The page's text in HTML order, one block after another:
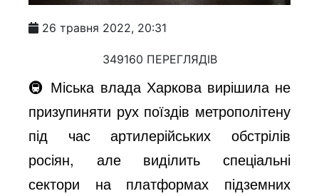
26 травня 2022, 20:31
349160 ПЕРЕГЛЯДІВ
🚇 Міська влада Харкова вирішила не
призупиняти рух поїздів метрополітену
під час артилерійських обстрілів
росіян, але виділить спеціальні
сектори на платформах підземних